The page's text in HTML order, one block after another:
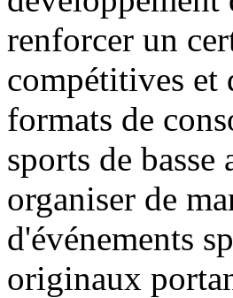
renforcer un
compétitives et
formats de
sports de
organiser de
d'événements
originaux